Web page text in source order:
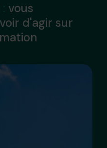
vous
d'agir sur